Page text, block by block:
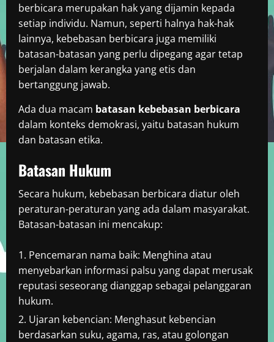
berbicara merupakan hak yang dijamin kepada
setiap individu. Namun, seperti halnya hak-hak
lainnya, kebebasan berbicara juga memiliki
batasan-batasan yang perlu dipegang agar tetap
berjalan dalam kerangka yang etis dan
bertanggung jawab.
Ada dua macam batasan kebebasan berbicara
dalam konteks demokrasi, yaitu batasan hukum
dan batasan etika.
Batasan Hukum
Secara hukum, kebebasan berbicara diatur oleh
peraturan-peraturan yang ada dalam masyarakat.
Batasan-batasan ini mencakup:
Pencemaran nama baik: Menghina atau
menyebarkan informasi palsu yang dapat merusak
reputasi seseorang dianggap sebagai pelanggaran
hukum.
Ujaran kebencian: Menghasut kebencian
berdasarkan suku, agama, ras, atau golongan